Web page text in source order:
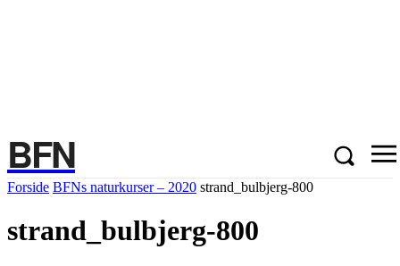
BFN
Forside BFNs naturkurser – 2020 strand_bulbjerg-800
strand_bulbjerg-800